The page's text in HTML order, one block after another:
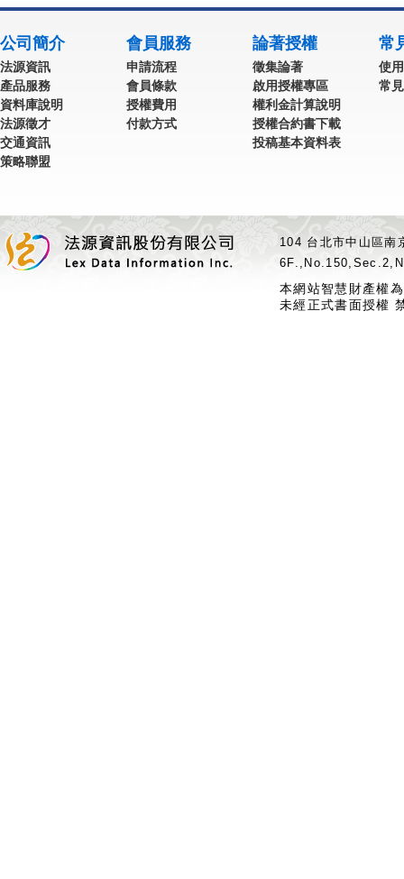
公司簡介
法源資訊
產品服務
資料庫說明
法源徵才
交通資訊
策略聯盟
會員服務
申請流程
會員條款
授權費用
付款方式
論著授權
徵集論著
啟用授權專區
權利金計算說明
授權合約書下載
投稿基本資料表
常
使
常
104 台北市中山區
本網站智慧財產權
未經正式書面授權